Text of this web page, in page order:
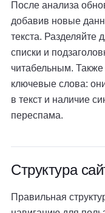
После анализа
добавив новые
текста. Разделяйте
списки и
читабельным.
ключевые слова:
в текст и наличие
переспама.
Структура
Правильная